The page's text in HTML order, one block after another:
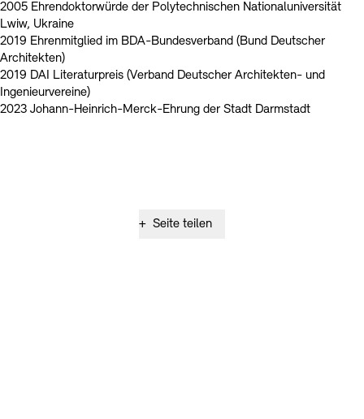
2005 Ehrendoktorwürde der Polytechnischen Nationaluniversität
Lwiw, Ukraine
2019 Ehrenmitglied im BDA-Bundesverband (Bund Deutscher
Architekten)
2019 DAI Literaturpreis (Verband Deutscher Architekten- und
Ingenieurvereine)
2023 Johann-Heinrich-Merck-Ehrung der Stadt Darmstadt
+ Seite teilen